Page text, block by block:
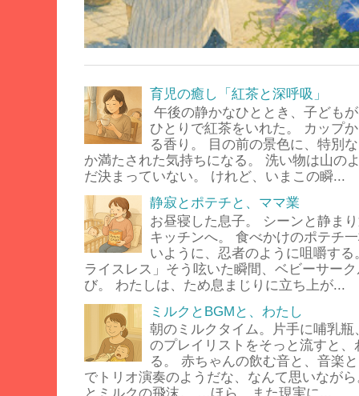
育児の癒し「紅茶と深呼吸」
午後の静かなひととき、子ども
ひとりで紅茶をいれた。 カップ
る香り。 目の前の景色に、特別
か満たされた気持ちになる。 洗い物は山の
だ決まっていない。 けれど、いまこの瞬...
静寂とポテチと、ママ業
お昼寝した息子。 シーンと静ま
キッチンへ。 食べかけのポテチ
いように、忍者のように咀嚼す
ライスレス」そう呟いた瞬間、ベビーサー
び。 わたしは、ため息まじりに立ち上が...
ミルクとBGMと、わたし
朝のミルクタイム。片手に哺乳
のプレイリストをそっと流すと
る。 赤ちゃんの飲む音と、音楽
でトリオ演奏のようだな、なんて思いなが